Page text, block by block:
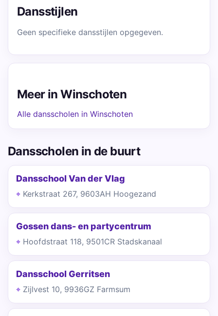
Dansstijlen
Geen specifieke dansstijlen opgegeven.
Meer in Winschoten
Alle dansscholen in Winschoten
Dansscholen in de buurt
Dansschool Van der Vlag
Kerkstraat 267, 9603AH Hoogezand
Gossen dans- en partycentrum
Hoofdstraat 118, 9501CR Stadskanaal
Dansschool Gerritsen
Zijlvest 10, 9936GZ Farmsum